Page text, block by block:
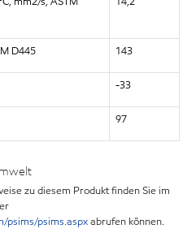
D445 143
-33
97
zu diesem Produkt finden Sie im
psims/psims.aspxabrufen können.